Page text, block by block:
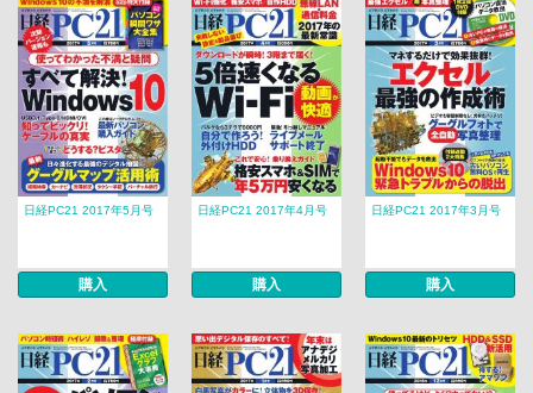
日経PC21 2017年5月号
購入
日経PC21 2017年4月号
購入
日経PC21 2017年3月号
購入